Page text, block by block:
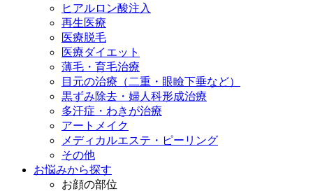
ヒアルロン酸注入
再生医療
医療脱毛
医療ダイエット
薄毛・育毛治療
目元の治療（二重・眼瞼下垂など）
黒ずみ除去・婦人科形成治療
多汗症・わきが治療
アートメイク
メディカルエステ・ピーリング
その他
お悩みから探す
お顔の部位